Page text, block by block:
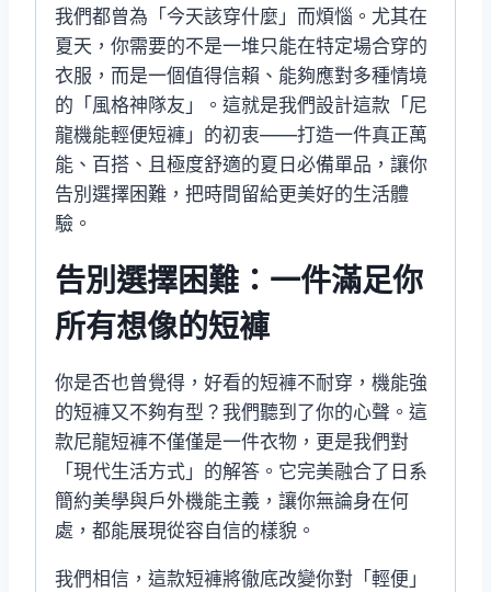
我們都曾為「今天該穿什麼」而煩惱。尤其在
夏天，你需要的不是一堆只能在特定場合穿的
衣服，而是一個值得信賴、能夠應對多種情境
的「風格神隊友」。這就是我們設計這款「尼
龍機能輕便短褲」的初衷——打造一件真正萬
能、百搭、且極度舒適的夏日必備單品，讓你
告別選擇困難，把時間留給更美好的生活體
驗。
告別選擇困難：一件滿足你
所有想像的短褲
你是否也曾覺得，好看的短褲不耐穿，機能強
的短褲又不夠有型？我們聽到了你的心聲。這
款尼龍短褲不僅僅是一件衣物，更是我們對
「現代生活方式」的解答。它完美融合了日系
簡約美學與戶外機能主義，讓你無論身在何
處，都能展現從容自信的樣貌。
我們相信，這款短褲將徹底改變你對「輕便」